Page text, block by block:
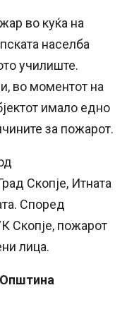
во куќа на
населба
училиште.
во моментот на
имало едно
за пожарот.
Скопје, Итната
Според
Скопје, пожарот
лица.